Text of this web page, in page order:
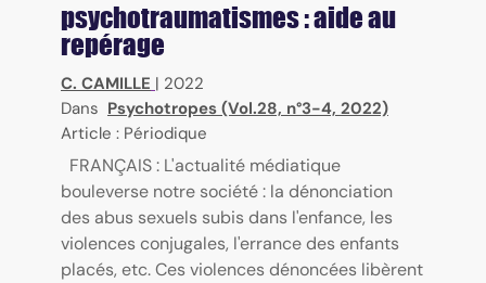
psychotraumatismes : aide au
repérage
C. CAMILLE | 2022
Dans Psychotropes (Vol.28, n°3-4, 2022)
Article : Périodique
FRANÇAIS : L'actualité médiatique
bouleverse notre société : la dénonciation
des abus sexuels subis dans l'enfance, les
violences conjugales, l'errance des enfants
placés, etc. Ces violences dénoncées libèrent